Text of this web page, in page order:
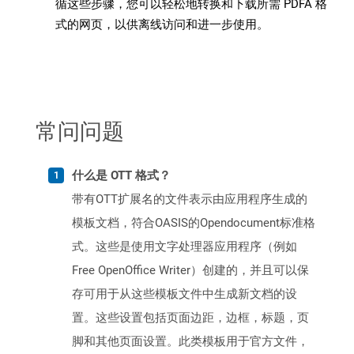
循这些步骤，您可以轻松地转换和下载所需 PDFA 格
式的网页，以供离线访问和进一步使用。
常问问题
什么是 OTT 格式？
带有OTT扩展名的文件表示由应用程序生成的
模板文档，符合OASIS的Opendocument标准格
式。这些是使用文字处理器应用程序（例如
Free OpenOffice Writer）创建的，并且可以保
存可用于从这些模板文件中生成新文档的设
置。这些设置包括页面边距，边框，标题，页
脚和其他页面设置。此类模板用于官方文件，